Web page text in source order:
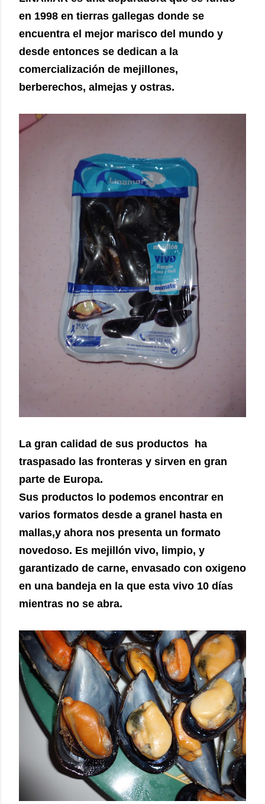
en 1998 en tierras gallegas donde se
encuentra el mejor marisco del mundo y
desde entonces se dedican a la
comercialización de mejillones,
berberechos, almejas y ostras.
La gran calidad de sus productos ha
traspasado las fronteras y sirven en gran
parte de Europa.
Sus productos lo podemos encontrar en
varios formatos desde a granel hasta en
mallas,y ahora nos presenta un formato
novedoso. Es mejillón vivo, limpio, y
garantizado de carne, envasado con oxigeno
en una bandeja en la que esta vivo 10 días
mientras no se abra.